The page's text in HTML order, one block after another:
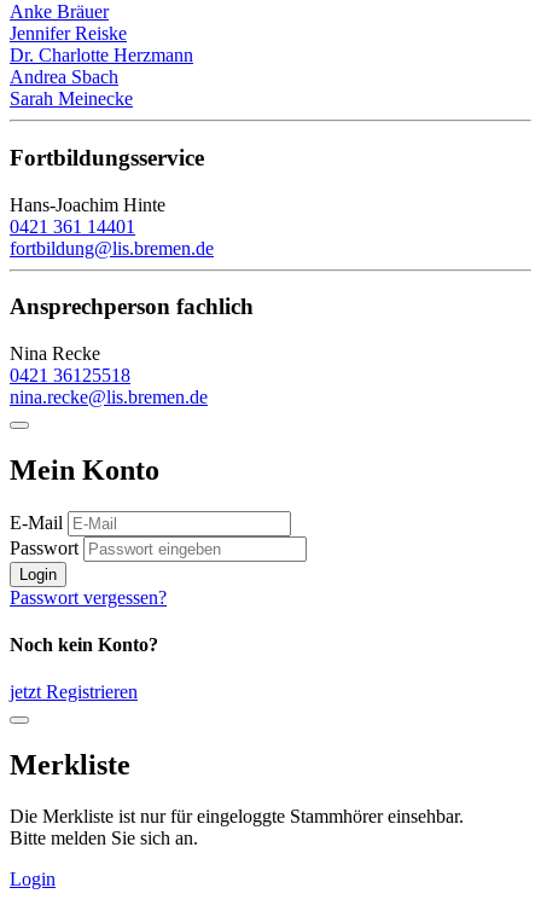
Anke Bräuer
Jennifer Reiske
Dr. Charlotte Herzmann
Andrea Sbach
Sarah Meinecke
Fortbildungsservice
Hans-Joachim Hinte
0421 361 14401
fortbildung@lis.bremen.de
Ansprechperson fachlich
Nina Recke
0421 36125518
nina.recke@lis.bremen.de
Mein Konto
E-Mail
Passwort
Login
Passwort vergessen?
Noch kein Konto?
jetzt Registrieren
Merkliste
Die Merkliste ist nur für eingeloggte Stammhörer einsehbar.
Bitte melden Sie sich an.
Login